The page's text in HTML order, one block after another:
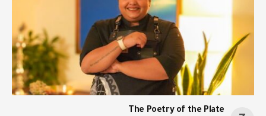
The Poetry of the Plate